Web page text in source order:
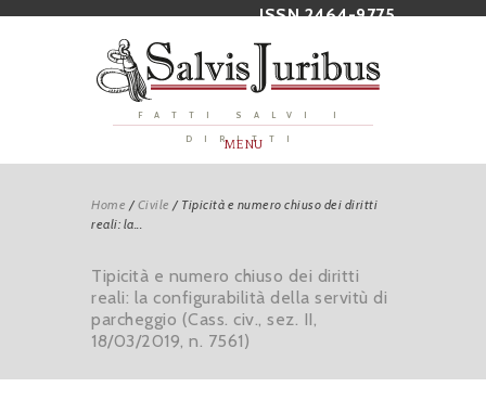
ISSN 2464-9775
FATTI SALVI I
DIRITTI
MENU
Home /Civile / Tipicità e numero chiuso dei diritti
reali: la...
Tipicità e numero chiuso dei diritti
reali: la configurabilità della servitù di
parcheggio (Cass. civ., sez. II,
18/03/2019, n. 7561)